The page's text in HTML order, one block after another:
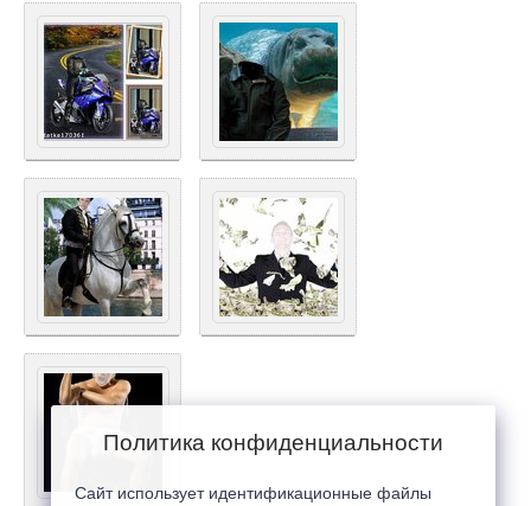
Политика конфиденциальности
Сайт использует идентификационные файлы